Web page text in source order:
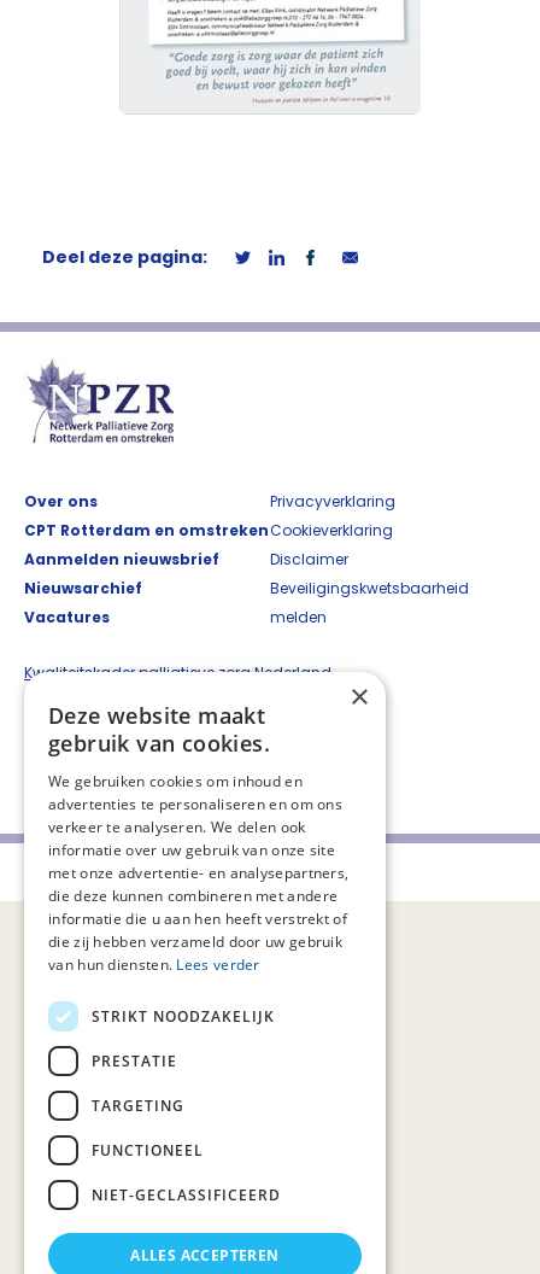
Deel deze pagina:
Over ons
CPT Rotterdam en omstreken
Aanmelden nieuwsbrief
Nieuwsarchief
Vacatures
Privacyverklaring
Cookieverklaring
Disclaimer
Beveiligingskwetsbaarheid
melden
Volg ons
Kwaliteitskader palliatieve zorg Nederland
Palliaweb 2019 - Heden
×
Deze website maakt
gebruik van cookies.
We gebruiken cookies om inhoud en
advertenties te personaliseren en om ons
verkeer te analyseren. We delen ook
informatie over uw gebruik van onze site
met onze advertentie- en analysepartners,
die deze kunnen combineren met andere
informatie die u aan hen heeft verstrekt of
die zij hebben verzameld door uw gebruik
van hun diensten. Lees verder
STRIKT NOODZAKELIJK
PRESTATIE
TARGETING
FUNCTIONEEL
NIET-GECLASSIFICEERD
ALLES ACCEPTEREN